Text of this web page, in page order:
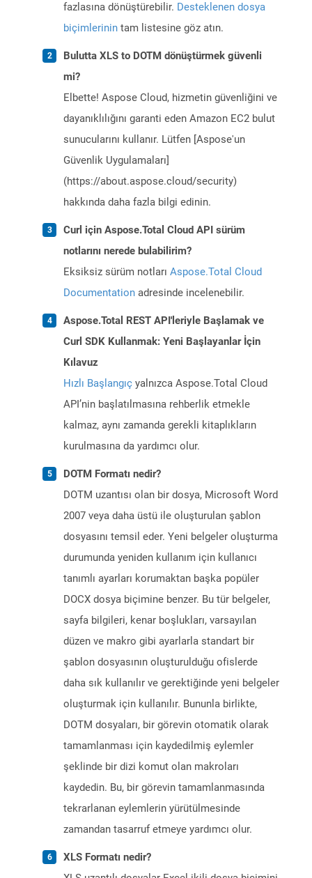
fazlasına dönüştürebilir. Desteklenen dosya
biçimlerinin tam listesine göz atın.
Bulutta XLS to DOTM dönüştürmek güvenli
mi?
Elbette! Aspose Cloud, hizmetin güvenliğini ve
dayanıklılığını garanti eden Amazon EC2 bulut
sunucularını kullanır. Lütfen [Aspose'un
Güvenlik Uygulamaları]
(https://about.aspose.cloud/security)
hakkında daha fazla bilgi edinin.
Curl için Aspose.Total Cloud API sürüm
notlarını nerede bulabilirim?
Eksiksiz sürüm notları Aspose.Total Cloud
Documentation adresinde incelenebilir.
Aspose.Total REST API'leriyle Başlamak ve
Curl SDK Kullanmak: Yeni Başlayanlar İçin
Kılavuz
Hızlı Başlangıç yalnızca Aspose.Total Cloud
API’nin başlatılmasına rehberlik etmekle
kalmaz, aynı zamanda gerekli kitaplıkların
kurulmasına da yardımcı olur.
DOTM Formatı nedir?
DOTM uzantısı olan bir dosya, Microsoft Word
2007 veya daha üstü ile oluşturulan şablon
dosyasını temsil eder. Yeni belgeler oluşturma
durumunda yeniden kullanım için kullanıcı
tanımlı ayarları korumaktan başka popüler
DOCX dosya biçimine benzer. Bu tür belgeler,
sayfa bilgileri, kenar boşlukları, varsayılan
düzen ve makro gibi ayarlarla standart bir
şablon dosyasının oluşturulduğu ofislerde
daha sık kullanılır ve gerektiğinde yeni belgeler
oluşturmak için kullanılır. Bununla birlikte,
DOTM dosyaları, bir görevin otomatik olarak
tamamlanması için kaydedilmiş eylemler
şeklinde bir dizi komut olan makroları
kaydedin. Bu, bir görevin tamamlanmasında
tekrarlanan eylemlerin yürütülmesinde
zamandan tasarruf etmeye yardımcı olur.
XLS Formatı nedir?